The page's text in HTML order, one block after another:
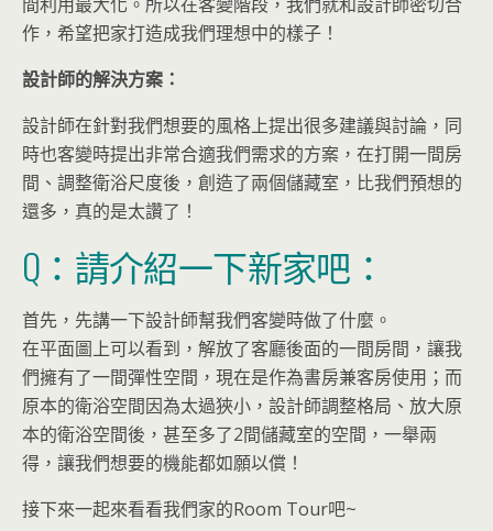
作，希望把家打造成我們理想中的樣子！
設計師的解決方案：
設計師在針對我們想要的風格上提出很多建議與討論，同
時也客變時提出非常合適我們需求的方案，在打開一間房
間、調整衛浴尺度後，創造了兩個儲藏室，比我們預想的
還多，真的是太讚了！
Q：請介紹一下新家吧：
首先，先講一下設計師幫我們客變時做了什麼。
在平面圖上可以看到，解放了客廳後面的一間房間，讓我
們擁有了一間彈性空間，現在是作為書房兼客房使用；而
原本的衛浴空間因為太過狹小，設計師調整格局、放大原
本的衛浴空間後，甚至多了2間儲藏室的空間，一舉兩
得，讓我們想要的機能都如願以償！
接下來一起來看看我們家的Room Tour吧~